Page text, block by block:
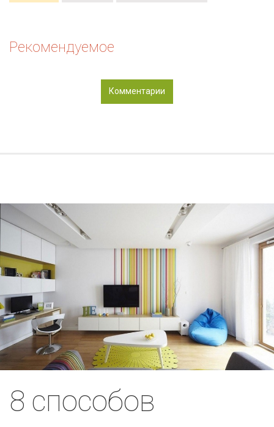
Рекомендуемое
Комментарии
8 способов